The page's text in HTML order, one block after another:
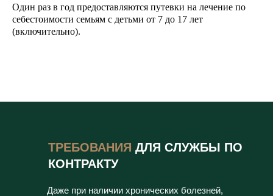
Один раз в год предоставляются путевки на лечение по
себестоимости семьям с детьми от 7 до 17 лет
(включительно).
ТРЕБОВАНИЯ ДЛЯ СЛУЖБЫ ПО
КОНТРАКТУ
Даже при наличии хронических болезней,